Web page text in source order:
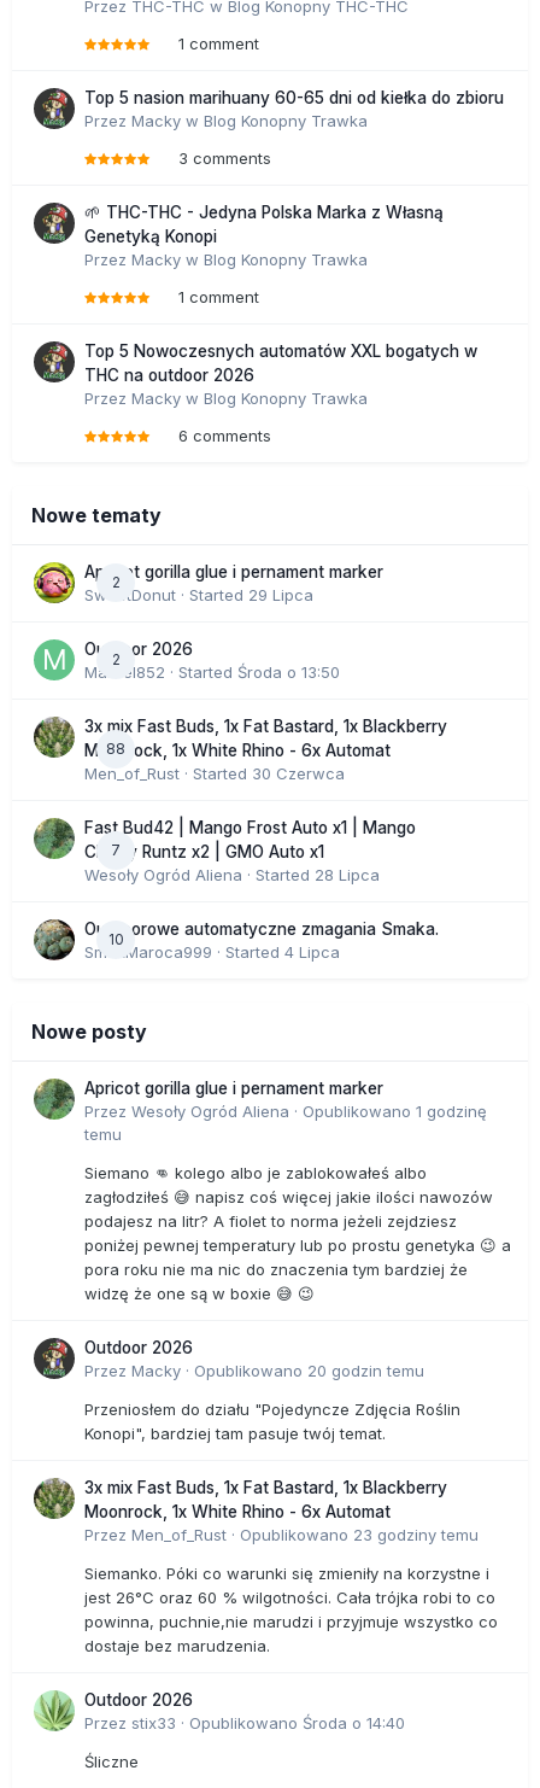
Przez THC-THC w Blog Konopny THC-THC
1 comment
Top 5 nasion marihuany 60-65 dni od kiełka do zbioru
Przez Macky w Blog Konopny Trawka
3 comments
🌱 THC-THC - Jedyna Polska Marka z Własną
Genetyką Konopi
Przez Macky w Blog Konopny Trawka
1 comment
Top 5 Nowoczesnych automatów XXL bogatych w
THC na outdoor 2026
Przez Macky w Blog Konopny Trawka
6 comments
Nowe tematy
2
Apricot gorilla glue i pernament marker
SweetDonut · Started 29 Lipca
2
Outdoor 2026
Marcel852 · Started Środa o 13:50
88
3x mix Fast Buds, 1x Fat Bastard, 1x Blackberry
Moonrock, 1x White Rhino - 6x Automat
Men_of_Rust · Started 30 Czerwca
7
Fast Bud42 | Mango Frost Auto x1 | Mango
Cherry Runtz x2 | GMO Auto x1
Wesoły Ogród Aliena · Started 28 Lipca
10
Outdoorowe automatyczne zmagania Smaka.
SmakMaroca999 · Started 4 Lipca
Nowe posty
Apricot gorilla glue i pernament marker
Przez Wesoły Ogród Aliena · Opublikowano 1 godzinę
temu
Siemano 👊 kolego albo je zablokowałeś albo
zagłodziłeś 😅 napisz coś więcej jakie ilości nawozów
podajesz na litr? A fiolet to norma jeżeli zejdziesz
poniżej pewnej temperatury lub po prostu genetyka 😉 a
pora roku nie ma nic do znaczenia tym bardziej że
widzę że one są w boxie 😅 😉
Outdoor 2026
Przez Macky · Opublikowano 20 godzin temu
Przeniosłem do działu "Pojedyncze Zdjęcia Roślin
Konopi", bardziej tam pasuje twój temat.
3x mix Fast Buds, 1x Fat Bastard, 1x Blackberry
Moonrock, 1x White Rhino - 6x Automat
Przez Men_of_Rust · Opublikowano 23 godziny temu
Siemanko. Póki co warunki się zmieniły na korzystne i
jest 26°C oraz 60 % wilgotności. Cała trójka robi to co
powinna, puchnie,nie marudzi i przyjmuje wszystko co
dostaje bez marudzenia.
Outdoor 2026
Przez stix33 · Opublikowano Środa o 14:40
Śliczne